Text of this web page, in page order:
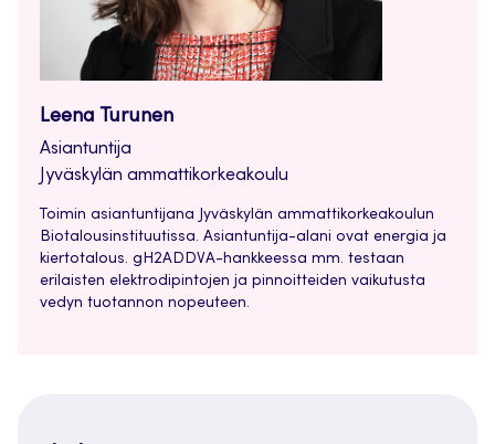
Leena Turunen
Asiantuntija
Jyväskylän ammattikorkeakoulu
Toimin asiantuntijana Jyväskylän ammattikorkeakoulun
Biotalousinstituutissa. Asiantuntija-alani ovat energia ja
kiertotalous. gH2ADDVA-hankkeessa mm. testaan
erilaisten elektrodipintojen ja pinnoitteiden vaikutusta
vedyn tuotannon nopeuteen.